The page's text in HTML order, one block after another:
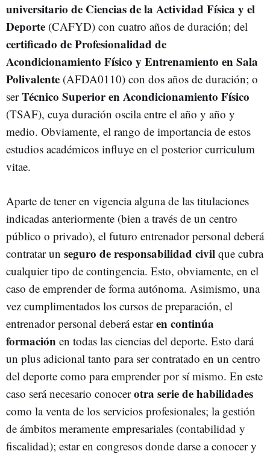
universitario de Ciencias de la Actividad Física y el
Deporte (CAFYD) con cuatro años de duración; del
certificado de Profesionalidad de
Acondicionamiento Físico y Entrenamiento en Sala
Polivalente (AFDA0110) con dos años de duración; o
serTécnico Superior en Acondicionamiento Físico
(TSAF), cuya duración oscila entre el año y año y
medio. Obviamente, el rango de importancia de estos
estudios académicos influye en el posterior curriculum
vitae.
Aparte de tener en vigencia alguna de las titulaciones
indicadas anteriormente (bien a través de un centro
público o privado), el futuro entrenador personal deberá
contratar un seguro de responsabilidad civil que cubra
cualquier tipo de contingencia. Esto, obviamente, en el
caso de emprender de forma autónoma. Asimismo, una
vez cumplimentados los cursos de preparación, el
entrenador personal deberá estaren continúa
formación en todas las ciencias del deporte. Esto dará
un plus adicional tanto para ser contratado en un centro
del deporte como para emprender por sí mismo. En este
caso será necesario conocerotra serie de habilidades
como la venta de los servicios profesionales; la gestión
de ámbitos meramente empresariales (contabilidad y
fiscalidad); estar en congresos donde darse a conocer y